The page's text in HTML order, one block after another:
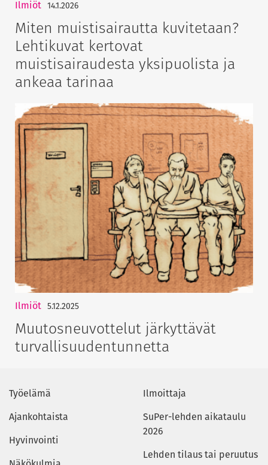
Ilmiöt 14.1.2026
Miten muistisairautta kuvitetaan?
Lehtikuvat kertovat
muistisairaudesta yksipuolista ja
ankeaa tarinaa
Ilmiöt 5.12.2025
Muutosneuvottelut järkyttävät
turvallisuudentunnetta
Työelämä
Ajankohtaista
Hyvinvointi
Ilmoittaja
SuPer-lehden aikataulu
2026
Lehden tilaus tai peruutus